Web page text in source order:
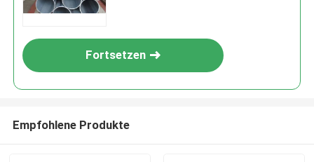
Fortsetzen
Empfohlene Produkte